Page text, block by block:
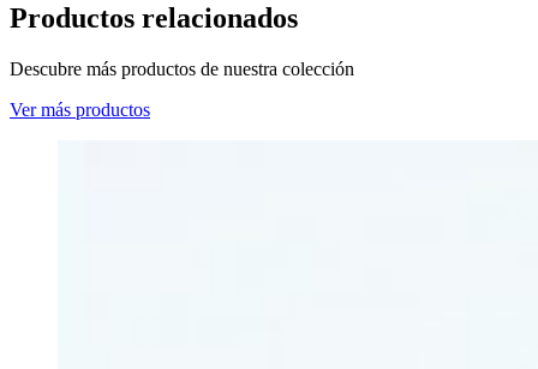
Productos relacionados
Descubre más productos de nuestra colección
Ver más productos